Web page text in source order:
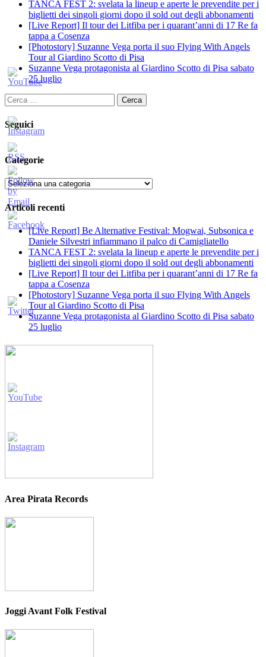
TANCA FEST 2: svelata la lineup e aperte le prevendite per i
biglietti dei singoli giorni dopo il sold out degli abbonamenti
[Live Report] Il tour dei Litfiba per i quarant’anni di 17 Re fa
tappa a Cosenza
[Photostory] Suzanne Vega porta il suo Flying With Angels
Tour al Giardino Scotto di Pisa
Suzanne Vega protagonista al Giardino Scotto di Pisa sabato
25 luglio
Ricerca
per:
Seguici
Categorie
Categorie
Articoli recenti
[Live Report] Be Alternative Festival: Mogwai, Subsonica e
Daniele Silvestri infiammano il palco di Camigliatello
TANCA FEST 2: svelata la lineup e aperte le prevendite per i
biglietti dei singoli giorni dopo il sold out degli abbonamenti
[Live Report] Il tour dei Litfiba per i quarant’anni di 17 Re fa
tappa a Cosenza
[Photostory] Suzanne Vega porta il suo Flying With Angels
Tour al Giardino Scotto di Pisa
Suzanne Vega protagonista al Giardino Scotto di Pisa sabato
25 luglio
Area Pirata Records
Joggi Avant Folk Festival